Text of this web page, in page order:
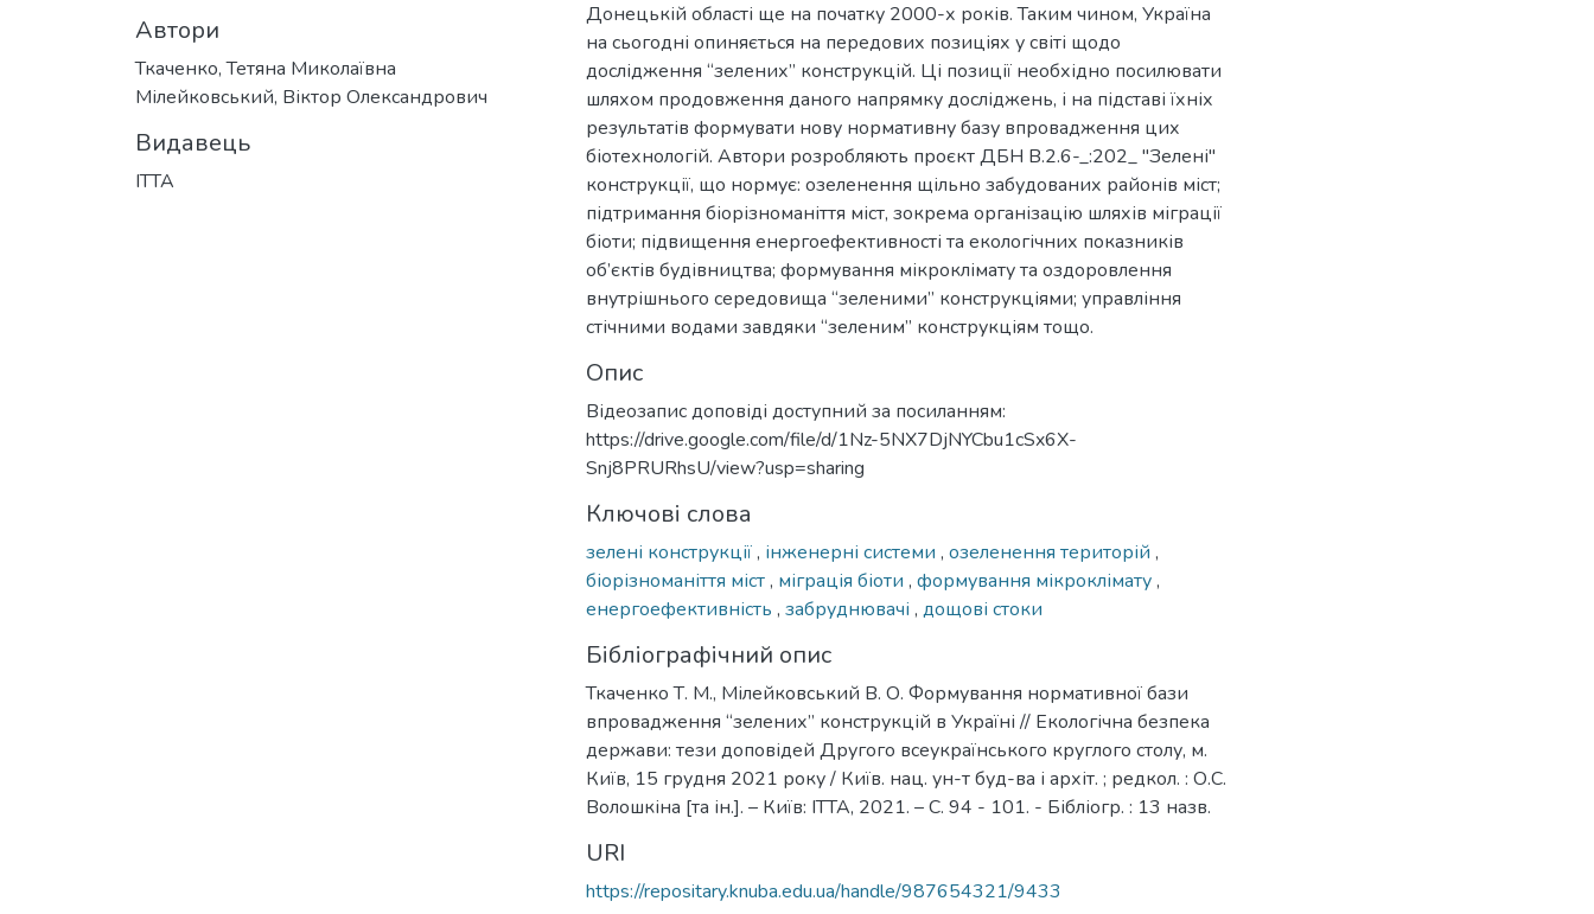
Автори
Ткаченко, Тетяна Миколаївна
Мілейковський, Віктор Олександрович
Видавець
ІТТА
Донецькій області ще на початку 2000-х років. Таким чином, Україна
на сьогодні опиняється на передових позиціях у світі щодо
дослідження “зелених” конструкцій. Ці позиції необхідно посилювати
шляхом продовження даного напрямку досліджень, і на підставі їхніх
результатів формувати нову нормативну базу впровадження цих
біотехнологій. Автори розробляють проєкт ДБН В.2.6-_:202_ "Зелені"
конструкції, що нормує: озеленення щільно забудованих районів міст;
підтримання біорізноманіття міст, зокрема організацію шляхів міграції
біоти; підвищення енергоефективності та екологічних показників
об’єктів будівництва; формування мікроклімату та оздоровлення
внутрішнього середовища “зеленими” конструкціями; управління
стічними водами завдяки “зеленим” конструкціям тощо.
Опис
Відеозапис доповіді доступний за посиланням:
https://drive.google.com/file/d/1Nz-5NX7DjNYCbu1cSx6X-
Snj8PRURhsU/view?usp=sharing
Ключові слова
зелені конструкції, інженерні системи , озеленення територій ,
біорізноманіття міст, міграція біоти , формування мікроклімату,
енергоефективність , забруднювачі , дощові стоки
Бібліографічний опис
Ткаченко Т. М., Мілейковський В. О. Формування нормативної бази
впровадження “зелених” конструкцій в Україні // Екологічна безпека
держави: тези доповідей Другого всеукраїнського круглого столу, м.
Київ, 15 грудня 2021 року / Київ. нац. ун-т буд-ва і архіт. ; редкол. : О.С.
Волошкіна [та ін.]. – Київ: ІТТА, 2021. – С. 94 - 101. - Бібліогр. : 13 назв.
URI
https://repositary.knuba.edu.ua/handle/987654321/9433